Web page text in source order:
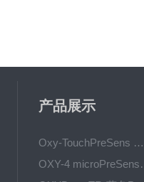
产品展示
Oxy-TouchPreSens 氧分析仪 多孔培养容器监测
OXY-4